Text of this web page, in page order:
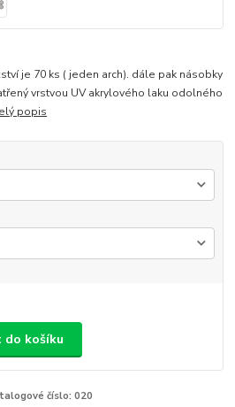
je 70 ks ( jeden arch). dále pak násobky
vrstvou UV akrylového laku odolného
popis
do košíku
číslo: 020